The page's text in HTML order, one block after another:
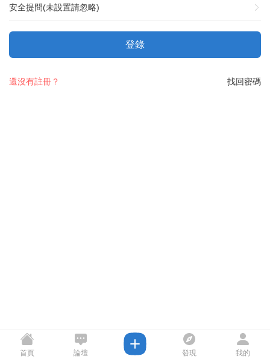
安全提問(未設置請忽略)
登錄
找回密碼
還沒有註冊？
首頁 論壇 發現 我的